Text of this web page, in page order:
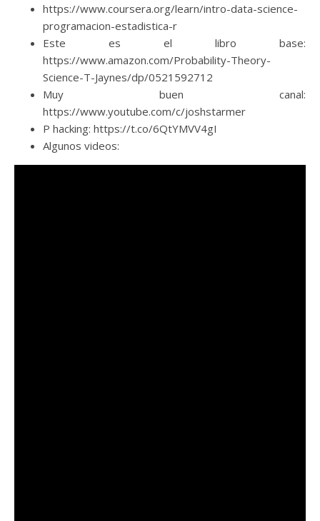
https://www.coursera.org/learn/intro-data-science-
programacion-estadistica-r
Este es el libro base:
https://www.amazon.com/Probability-Theory-
Science-T-Jaynes/dp/0521592712
Muy buen canal:
https://www.youtube.com/c/joshstarmer
P hacking: https://t.co/6QtYMVV4gI
Algunos videos: